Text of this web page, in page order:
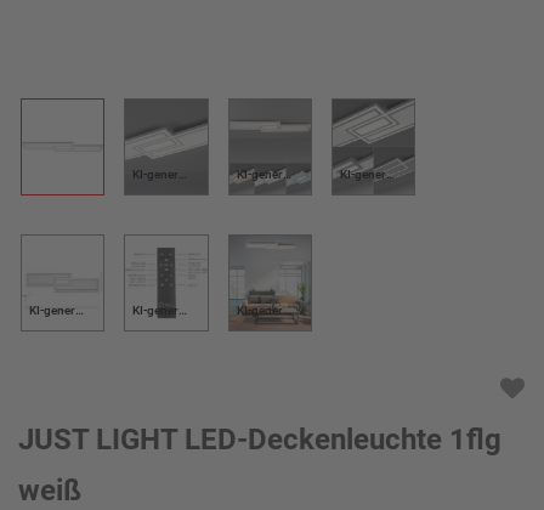
KI-generiert KI-generiert KI-generiert
KI-generiert KI-generiert KI-generiert
JUST LIGHT LED-Deckenleuchte 1flg
weiß